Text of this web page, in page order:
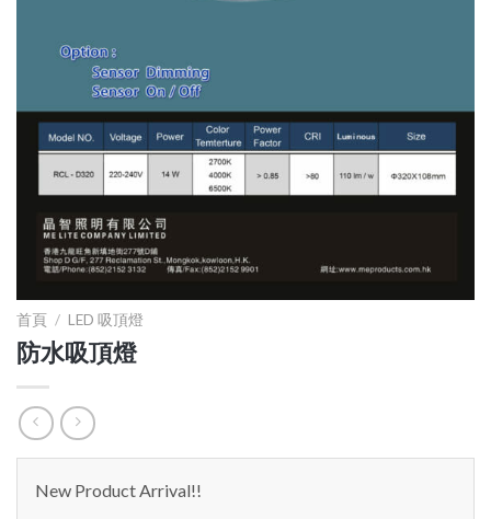
首頁 / LED 吸頂燈
防水吸頂燈
New Product Arrival!!